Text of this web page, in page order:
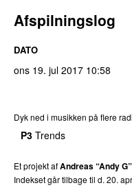
Afspilningslog
DATO
ons 19. jul 2017 10:58
Dyk ned i musikken på flere
P3 Trends
Et projekt afAndreas “Andy
Indekset går tilbage til d. 20.